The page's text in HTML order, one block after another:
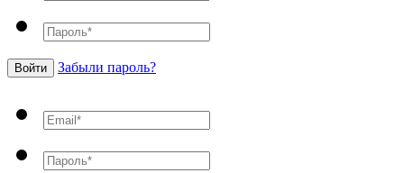
Войти Забыли пароль?